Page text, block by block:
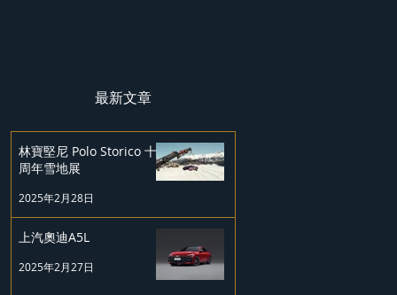
最新文章
林寶堅尼 Polo Storico 十
周年雪地展
2025年2月28日
上汽奧迪A5L
2025年2月27日